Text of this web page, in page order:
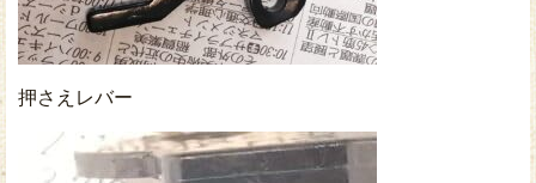
押さえレバー